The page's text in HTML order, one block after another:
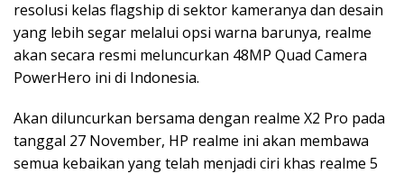
resolusi kelas flagship di sektor kameranya dan desain
yang lebih segar melalui opsi warna barunya, realme
akan secara resmi meluncurkan 48MP Quad Camera
PowerHero ini di Indonesia.
Akan diluncurkan bersama dengan realme X2 Pro pada
tanggal 27 November, HP realme ini akan membawa
semua kebaikan yang telah menjadi ciri khas realme 5